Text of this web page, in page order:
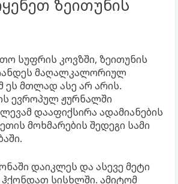
ზეითუნის
სუფრის კოვზში, ზეითუნის
მაღალკალორიულ
ეს მთლად ასე არ არის.
ევროპულ ჟურნალში
დააფიქსირა ადამიანების
მოხმარების შედეგი სამი
დაიკლეს და ასევე მეტი
სისხლში. ამიტომ